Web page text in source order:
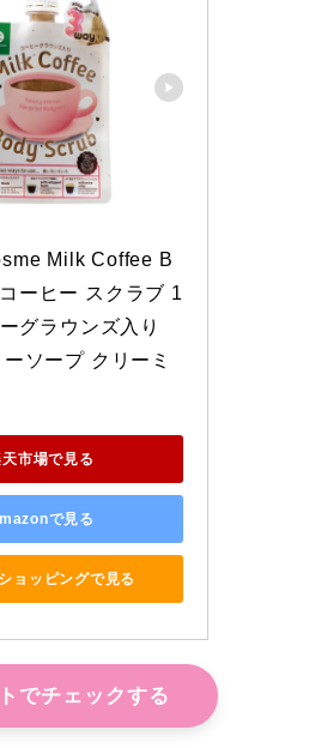
Milk Coffee B
ーヒー スクラブ 1
グラウンズ入り
ソープ クリーミ
市場で見る
で見る
ョッピングで見る
でチェックする